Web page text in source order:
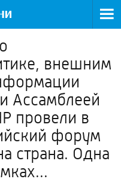
внешним
Ассамблеей
провели в
форум
страна. Одна